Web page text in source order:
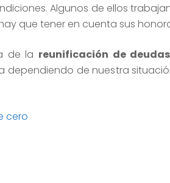
Algunos de ellos
que tener en cuenta sus
de la reunificación de deudas
dependiendo de nuestra
cero